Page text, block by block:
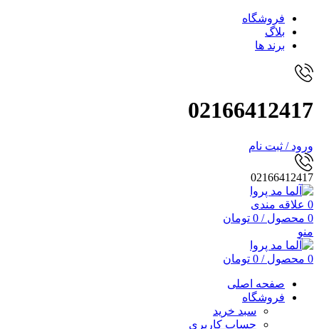
فروشگاه
بلاگ
برند ها
02166412417
ورود / ثبت نام
02166412417
0 علاقه مندی
0 محصول /
0 تومان
منو
0 محصول /
0 تومان
صفحه اصلی
فروشگاه
سبد خرید
حساب کاربری